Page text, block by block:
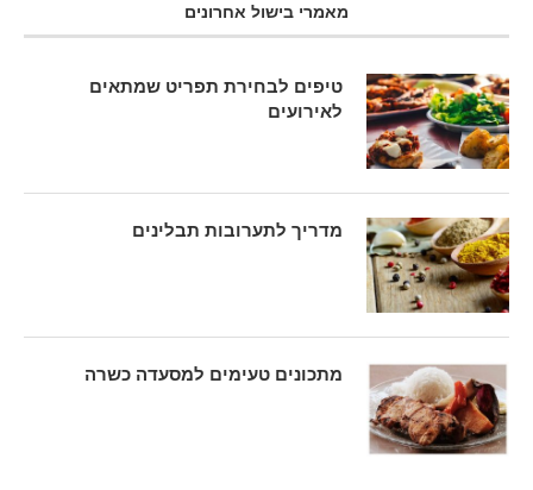
מאמרי בישול אחרונים
טיפים לבחירת תפריט שמתאים
לאירועים
מדריך לתערובות תבלינים
מתכונים טעימים למסעדה כשרה